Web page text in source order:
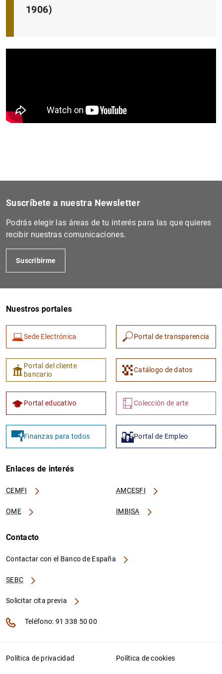
1906)
Suscríbete a nuestra Newsletter
Podrás elegir las áreas de tu interés para las que quieres
recibir nuestras comunicaciones.
Suscribirme
Nuestros portales
Sede Electrónica Portal de transparencia
Portal del cliente
bancario
Catálogo de datos
Portal educativo Colección de arte
Finanzas para todos Portal de Empleo
Enlaces de interés
CEMFI AMCESFI
OME IMBISA
Contacto
Contactar con el Banco de España
SEBC
Solicitar cita previa
Teléfono: 91 338 50 00
Política de privacidad Política de cookies